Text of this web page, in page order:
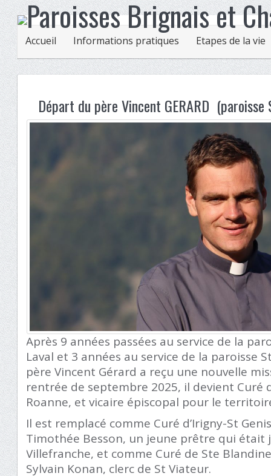
Accueil Informations pratiques Etapes de la vie
Départ du père Vincent GERARD
Après 9 années passées au service de la
Laval et 3 années au service de la paroisse
père Vincent Gérard a reçu une nouvelle
rentrée de septembre 2025, il devient Curé
Roanne, et vicaire épiscopal pour le
Il est remplacé comme Curé d’Irigny-St
Timothée Besson, un jeune prêtre qui était
Villefranche, et comme Curé de Ste
Sylvain Konan, clerc de St Viateur.